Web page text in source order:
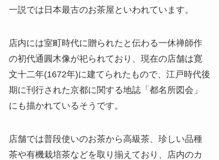
一説では日本最古のお茶屋といわれています。
店内には室町時代に贈られたと伝わる一休禅師作
の初代通圓木像が祀られており、現在の店舗は寛
文十二年(1672年)に建てられたもので、江戸時代後
期に刊行された京都に関する地誌「都名所図会」
にも描かれているそうです。
店舗では普段使いのお茶から高級茶、珍しい品種
茶や有機栽培茶などを取り揃えており、店内のカ